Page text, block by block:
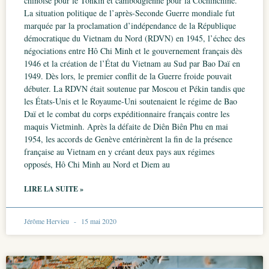
La situation politique de l’après-Seconde Guerre mondiale fut
marquée par la proclamation d’indépendance de la République
démocratique du Vietnam du Nord (RDVN) en 1945, l’échec des
négociations entre Hô Chi Minh et le gouvernement français dès
1946 et la création de l’État du Vietnam au Sud par Bao Daï en
1949. Dès lors, le premier conflit de la Guerre froide pouvait
débuter. La RDVN était soutenue par Moscou et Pékin tandis que
les États-Unis et le Royaume-Uni soutenaient le régime de Bao
Daï et le combat du corps expéditionnaire français contre les
maquis Vietminh. Après la défaite de Diên Biên Phu en mai
1954, les accords de Genève entérinèrent la fin de la présence
française au Vietnam en y créant deux pays aux régimes
opposés, Hô Chi Minh au Nord et Diem au
LIRE LA SUITE »
Jérôme Hervieu 15 mai 2020